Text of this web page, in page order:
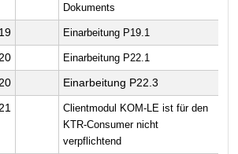
Dokuments
Einarbeitung P19.1
Einarbeitung P22.1
Einarbeitung P22.3
Clientmodul KOM-LE ist für den
KTR-Consumer nicht
verpflichtend